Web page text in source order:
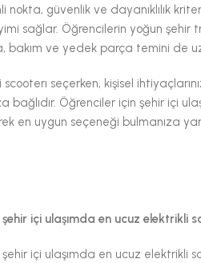
nokta, güvenlik ve dayanıklılık
sağlar. Öğrencilerin yoğun
bakım ve yedek parça temini
scooterı seçerken, kişisel
bağlıdır. Öğrenciler için şehir
en uygun seçeneği bulmanıza
içi ulaşımda en ucuz elektrikli
içi ulaşımda en ucuz elektrikli